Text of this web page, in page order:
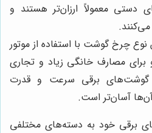
معمولاً ارزان‌تر هستند و
نوع چرخ گوشت با استفاده از موتور
برای مصارف خانگی زیاد و تجاری
برقی سرعت و قدرت
آن‌ها آسان‌تر است.
برقی خود به دسته‌های مختلفی